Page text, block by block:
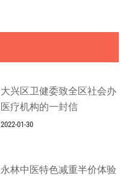
大兴区卫健委致全区社会办
医疗机构的一封信
2022-01-30
永林中医特色减重半价体验